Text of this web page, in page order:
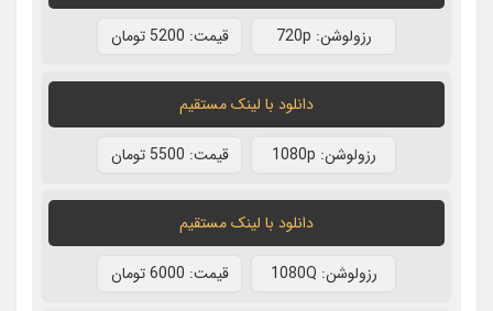
رزولوشن: 720p قيمت: 5200 تومان
دانلود با لينک مستقيم
رزولوشن: 1080p قيمت: 5500 تومان
دانلود با لينک مستقيم
رزولوشن: 1080Q قيمت: 6000 تومان